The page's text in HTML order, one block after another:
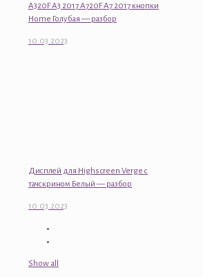
A320F A3 2017 A720F A7 2017 кнопки
Home Голубая — разбор
10.03.2023
Дисплей для Highscreen Verge с
тачскрином Белый — разбор
10.03.2023
Show all